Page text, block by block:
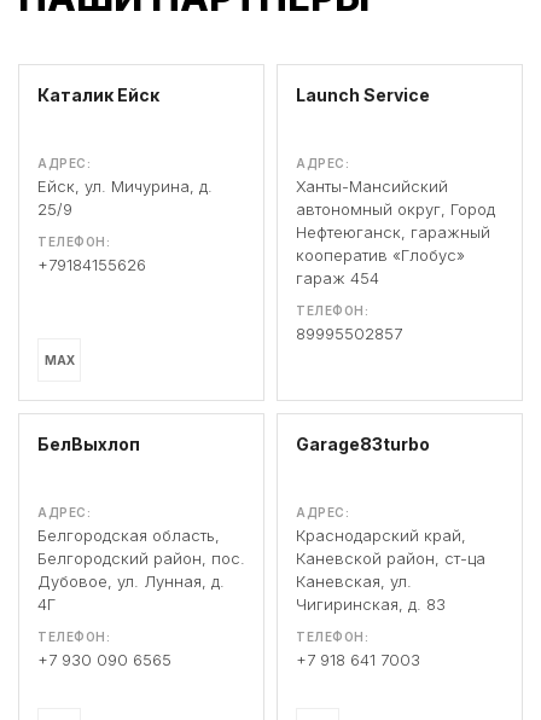
Каталик Ейск
АДРЕС:
Ейск, ул. Мичурина, д.
25/9
ТЕЛЕФОН:
+79184155626
MAX
Launch Service
АДРЕС:
Ханты-Мансийский
автономный округ, Город
Нефтеюганск, гаражный
кооператив «Глобус»
гараж 454
ТЕЛЕФОН:
89995502857
БелВыхлоп
АДРЕС:
Белгородская область,
Белгородский район, пос.
Дубовое, ул. Лунная, д.
4Г
ТЕЛЕФОН:
+7 930 090 6565
Garage83turbo
АДРЕС:
Краснодарский край,
Каневской район, ст-ца
Каневская, ул.
Чигиринская, д. 83
ТЕЛЕФОН:
+7 918 641 7003